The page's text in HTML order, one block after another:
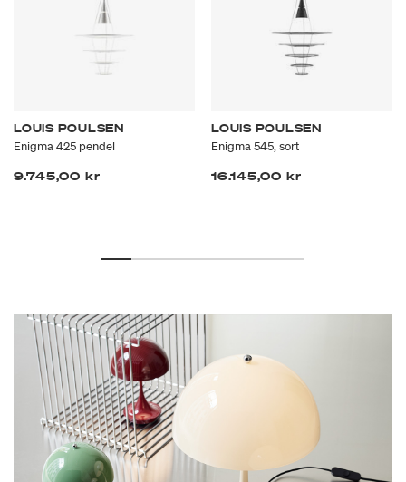
LOUIS POULSEN
Enigma 425 pendel
9.745,00 kr
LOUIS POULSEN
Enigma 545, sort
16.145,00 kr